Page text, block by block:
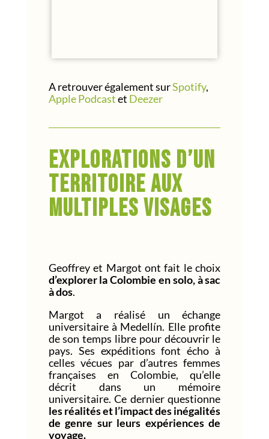
A retrouver également surSpotify,
Apple Podcastet Deezer
Explorations d’un
territoire aux
multiples visages
Geoffrey et Margot ont fait le choix
d’explorer la Colombie en solo, à sac
à dos.
Margot a réalisé un échange
universitaire à Medellín. Elle profite
de son temps libre pour découvrir le
pays. Ses expéditions font écho à
celles vécues par d’autres femmes
françaises en Colombie, qu’elle
décrit dans un mémoire
universitaire. Ce dernier questionne
les réalités et l’impact des inégalités
de genre sur leurs expériences de
voyage.